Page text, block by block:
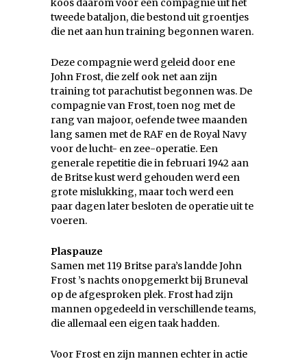
koos daarom voor een compagnie uit het
tweede bataljon, die bestond uit groentjes
die net aan hun training begonnen waren.
Deze compagnie werd geleid door ene
John Frost, die zelf ook net aan zijn
training tot parachutist begonnen was. De
compagnie van Frost, toen nog met de
rang van majoor, oefende twee maanden
lang samen met de RAF en de Royal Navy
voor de lucht- en zee-operatie. Een
generale repetitie die in februari 1942 aan
de Britse kust werd gehouden werd een
grote mislukking, maar toch werd een
paar dagen later besloten de operatie uit te
voeren.
Plaspauze
Samen met 119 Britse para’s landde John
Frost ’s nachts onopgemerkt bij Bruneval
op de afgesproken plek. Frost had zijn
mannen opgedeeld in verschillende teams,
die allemaal een eigen taak hadden.
Voor Frost en zijn mannen echter in actie